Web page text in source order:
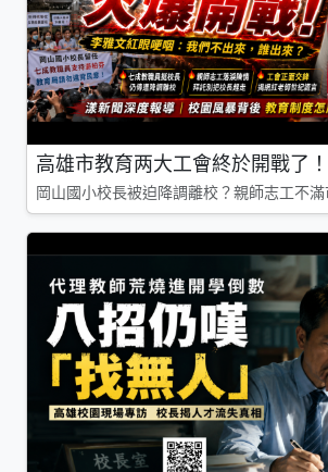
高雄市教育两大工會終於開戰了
岡山國小校長被迫降調離校？親師志工不